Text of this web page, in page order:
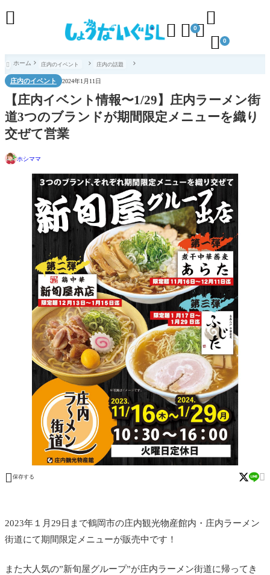
  0

 0

 ホーム 庄内のイベント 庄内の話題
庄内のイベント 2024年1月11日
【庄内イベント情報〜1/29】庄内ラーメン街
道3つのブランドが期間限定メニューを織り
交ぜて営業
ホシママ
 保存する 
2023年１月29日まで鶴岡市の庄内観光物産館内・庄内ラーメン
街道にて期間限定メニューが販売中です！
また大人気の”新旬屋グループ”が庄内ラーメン街道に帰ってき